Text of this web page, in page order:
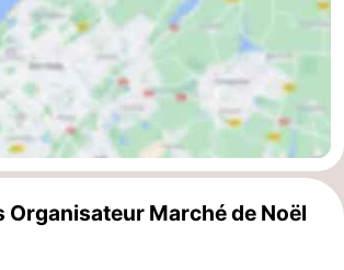
Organisateur Marché de Noël